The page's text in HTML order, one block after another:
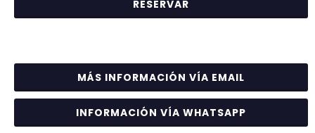
MÁS INFORMACIÓN VÍA EMAIL
INFORMACIÓN VÍA WHATSAPP